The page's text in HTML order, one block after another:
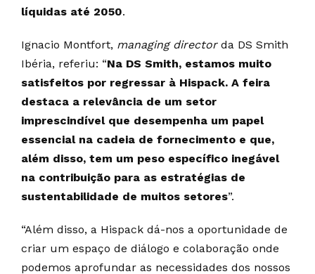
líquidas até 2050.
Ignacio Montfort, managing director da DS Smith
Ibéria, referiu: “Na DS Smith, estamos muito
satisfeitos por regressar à Hispack. A feira
destaca a relevância de um setor
imprescindível que desempenha um papel
essencial na cadeia de fornecimento e que,
além disso, tem um peso específico inegável
na contribuição para as estratégias de
sustentabilidade de muitos setores”.
“Além disso, a Hispack dá-nos a oportunidade de
criar um espaço de diálogo e colaboração onde
podemos aprofundar as necessidades dos nossos